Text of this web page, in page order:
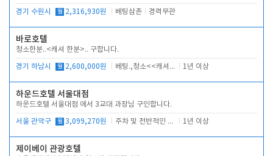
경기 수원시 월 2,316,930원 베팅삼촌 경력무관
바로호텔
청소한분..<캐셔 한분>.. 구합니다.
경기 하남시 월 2,600,000원 베팅.,청소<<캐셔 모셔봅니다. 1년 이상
하운드호텔 서울대점
하운드호텔 서울대점 에서 3교대 과장님 구인합니다.
서울 관악구 월 3,099,270원 주차 및 전반적인 당번업무 1년 이상
제이베이 관광호텔